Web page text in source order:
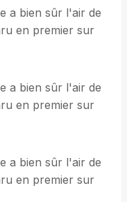
a bien sûr l'air de
en premier sur
a bien sûr l'air de
en premier sur
a bien sûr l'air de
en premier sur